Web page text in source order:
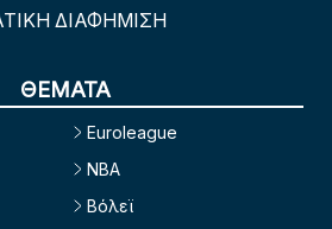
ΔΙΑΦΗΜΙΣΗ
ΘΕΜΑΤΑ
Euroleague
NBA
Βόλεϊ